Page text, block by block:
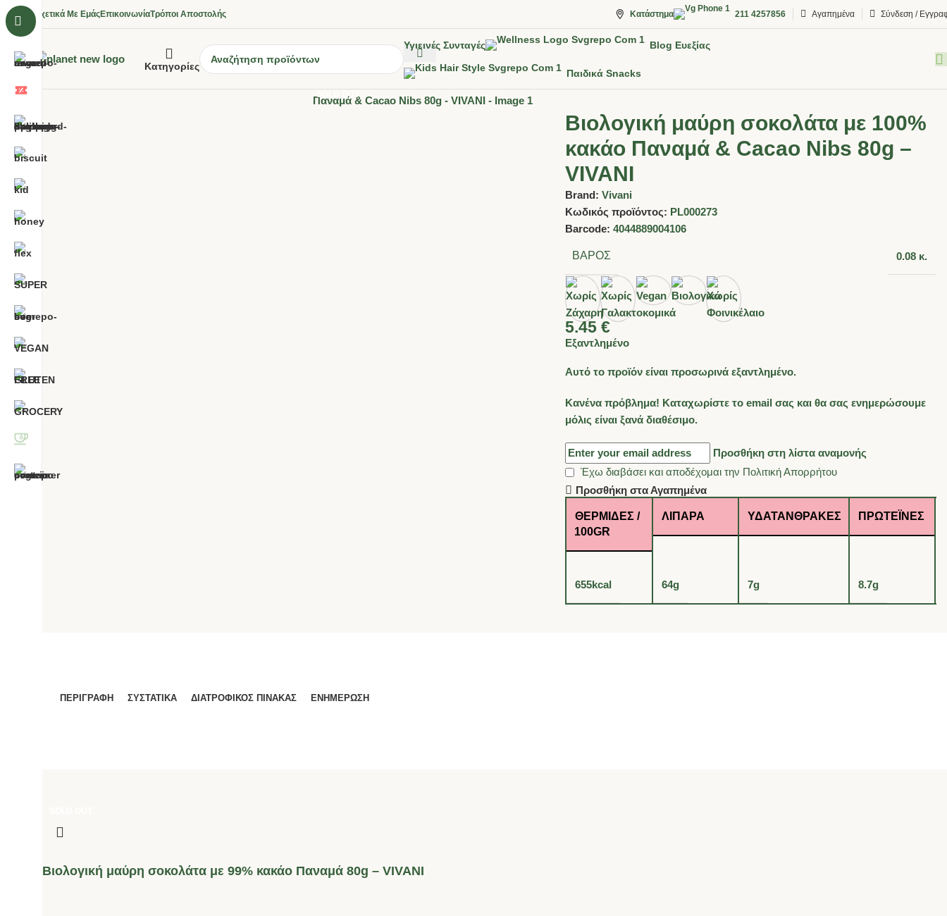
Σχετικά Με ΕμάςΕπικοινωνίαΤρόποι Αποστολής Κατάστημα 211 4257856 Αγαπημένα Σύνδεση /
Κατηγορίες
Υγιεινές Συνταγές Blog Ευεξίας
Παιδικά Snacks
SOLD OUT
Βιολογική μαύρη σοκολάτα με 100%
κακάο Παναμά & Cacao Nibs 80g –
VIVANI
Brand:Vivani
Κωδικός προϊόντος: PL000273
Barcode:4044889004106
ΒΆΡΟΣ 0.08 κ.
5.45€
Εξαντλημένο
Αυτό το προϊόν είναι προσωρινά εξαντλημένο.
Κανένα πρόβλημα! Καταχωρίστε το email σας και θα σας ενημερώσουμε
μόλις είναι ξανά διαθέσιμο.
Προσθήκη στη λίστα αναμονής
Έχω διαβάσει και αποδέχομαι την Πολιτική Απορρήτου
Προσθήκη στα Αγαπημένα
ΘΕΡΜΊΔΕΣ /
100GR
655kcal
ΛΙΠΑΡΆ
64g
ΥΔΑΤΆΝΘΡΑΚΕΣ
7g
ΠΡΩΤΕΪ́ΝΕΣ
8.7g
ΠΕΡΙΓΡΑΦΉ ΣΥΣΤΑΤΙΚΑ ΔΙΑΤΡΟΦΙΚΟΣ ΠΙΝΑΚΑΣ ΕΝΗΜΕΡΩΣΗ
Βιολογική μαύρη σοκολάτα με 99% κακάο Παναμά 80g – VIVANI